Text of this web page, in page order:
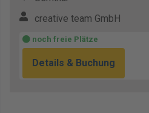
creative team GmbH
noch freie Plätze
Details & Buchung